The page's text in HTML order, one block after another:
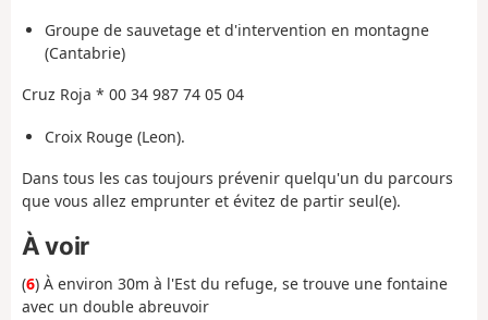
Groupe de sauvetage et d'intervention en montagne
(Cantabrie)
Cruz Roja * 00 34 987 74 05 04
Croix Rouge (Leon).
Dans tous les cas toujours prévenir quelqu'un du parcours
que vous allez emprunter et évitez de partir seul(e).
À voir
(6) À environ 30m à l'Est du refuge, se trouve une fontaine
avec un double abreuvoir